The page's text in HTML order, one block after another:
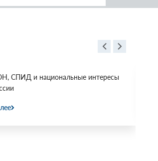
СПИД и национальные интересы